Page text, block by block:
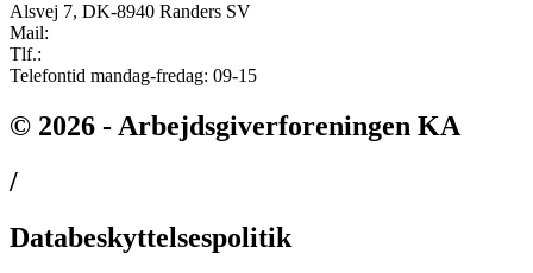
Alsvej 7, DK-8940 Randers SV
Mail:
Tlf.:
Telefontid mandag-fredag: 09-15
© 2026 - Arbejdsgiverforeningen KA
/
Databeskyttelsespolitik